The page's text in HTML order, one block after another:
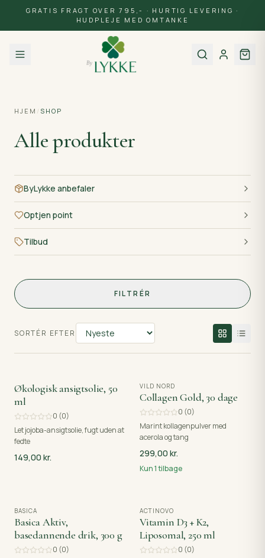
GRATIS FRAGT OVER 795,- · HURTIG LEVERING ·
HUDPLEJE MED OMTANKE
HJEM / SHOP
Alle produkter
ByLykke anbefaler
Optjen point
Tilbud
FILTRÉR
SORTÉR EFTER
Økologisk ansigtsolie, 50
ml
0 (0)
Let jojoba-ansigtsolie, fugt uden at
fedte
149,00 kr.
VILD NORD
Collagen Gold, 30 dage
0 (0)
Marint kollagenpulver med
acerola og tang
299,00 kr.
Kun1tilbage
BASICA
Basica Aktiv,
basedannende drik, 300 g
0 (0)
ACTINOVO
Vitamin D3 + K2,
Liposomal, 250 ml
0 (0)